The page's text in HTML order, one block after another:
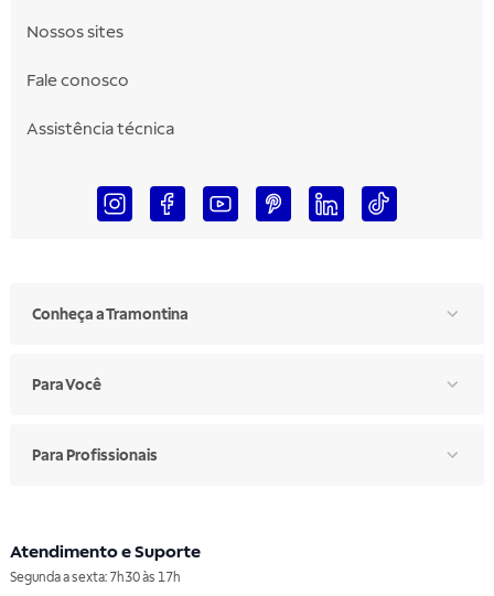
Nossos sites
Fale conosco
Assistência técnica
Conheça a Tramontina
Para Você
Para Profissionais
Atendimento e Suporte
Segunda a sexta: 7h30 às 17h